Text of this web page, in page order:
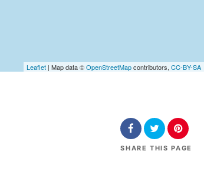
Leaflet | Map data ©OpenStreetMapcontributors, CC-BY-SA
SHARE THIS PAGE